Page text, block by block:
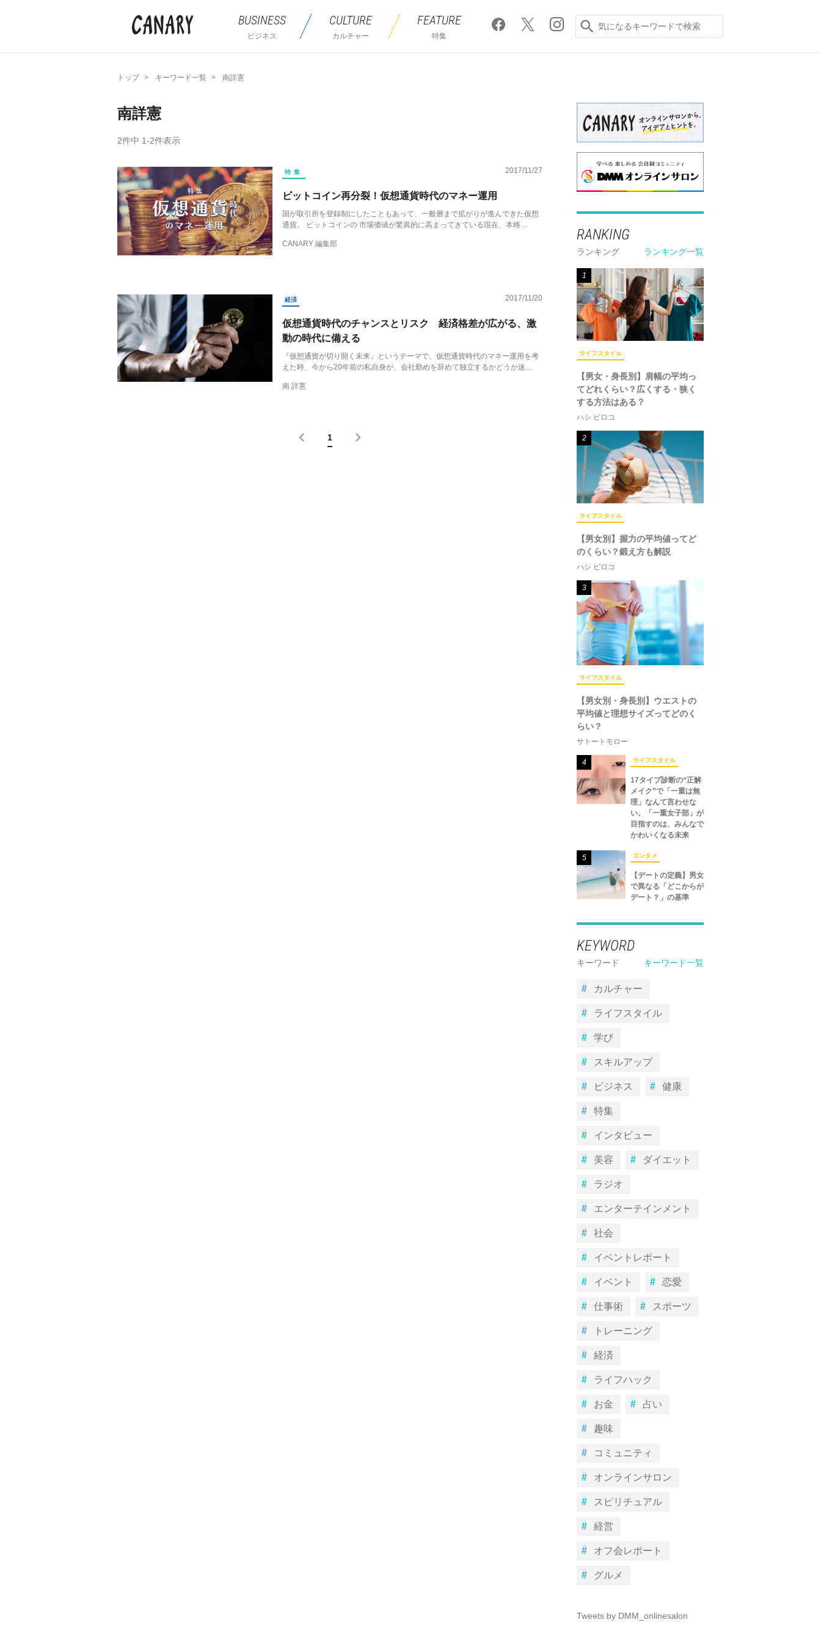
BUSINESS
ビジネス
CULTURE
カルチャー
FEATURE
特集
トップ キーワード一覧 南詳憲
南詳憲
2件中 1-2件表示
特集 2017/11/27
ビットコイン再分裂！仮想通貨時代のマネー運用
国が取引所を登録制にしたこともあって、一般層まで拡がりが進んできた仮想
通貨。 ビットコインの 市場価値が驚異的に高まってきている現在、本格…
CANARY 編集部
経済 2017/11/20
仮想通貨時代のチャンスとリスク 経済格差が広がる、激
動の時代に備える
『仮想通貨が切り開く未来』というテーマで、仮想通貨時代のマネー運用を考
えた時、今から20年前の私自身が、会社勤めを辞めて独立するかどうか迷…
南 詳憲
1
RANKING
ランキング ランキング一覧
1
ライフスタイル
【男女・身長別】肩幅の平均っ
てどれくらい？広くする・狭く
する方法はある？
ハシ ビロコ
2
ライフスタイル
【男女別】握力の平均値ってど
のくらい？鍛え方も解説
ハシ ビロコ
3
ライフスタイル
【男女別・身長別】ウエストの
平均値と理想サイズってどのく
らい？
サトートモロー
4 ライフスタイル
17タイプ診断の“正解
メイク”で「一重は無
理」なんて言わせな
い。「一重女子部」が
目指すのは、みんなで
かわいくなる未来
5 エンタメ
【デートの定義】男女
で異なる「どこからが
デート？」の基準
KEYWORD
キーワード キーワード一覧
カルチャー
ライフスタイル
学び
スキルアップ
ビジネス 健康
特集
インタビュー
美容 ダイエット
ラジオ
エンターテインメント
社会
イベントレポート
イベント 恋愛
仕事術 スポーツ
トレーニング
経済
ライフハック
お金 占い
趣味
コミュニティ
オンラインサロン
スピリチュアル
経営
オフ会レポート
グルメ
Tweets by DMM_onlinesalon